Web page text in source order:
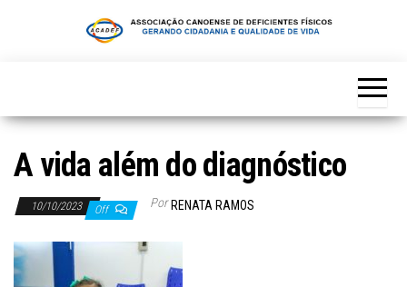
A vida além do diagnóstico
10/10/2023 Off Por RENATA RAMOS